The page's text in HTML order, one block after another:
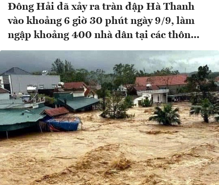
Đông Hải đã xảy ra tràn đập Hà Thanh
vào khoảng 6 giờ 30 phút ngày 9/9, làm
ngập khoảng 400 nhà dân tại các thôn...